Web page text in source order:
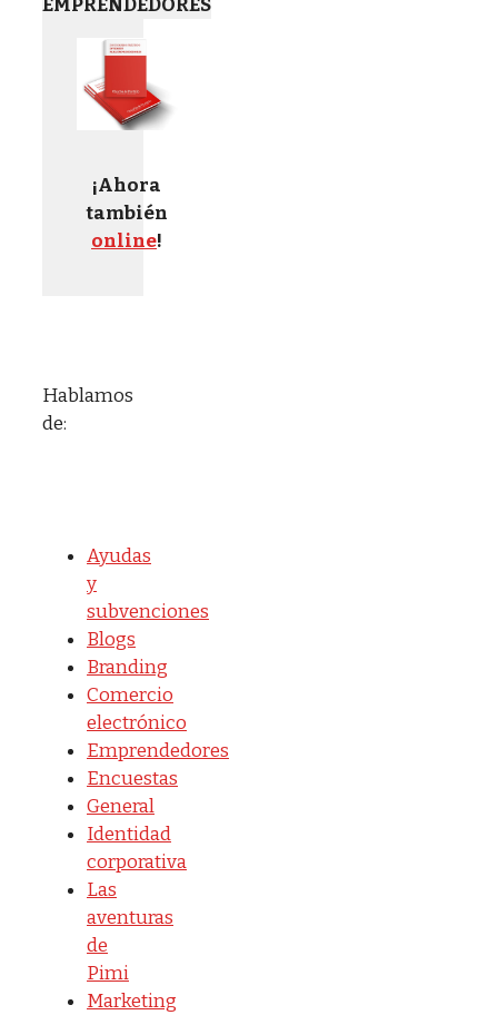
EMPRENDEDORES
¡Ahora
también
online!
Hablamos
de:
Ayudas
y
subvenciones
Blogs
Branding
Comercio
electrónico
Emprendedores
Encuestas
General
Identidad
corporativa
Las
aventuras
de
Pimi
Marketing